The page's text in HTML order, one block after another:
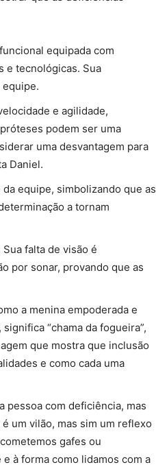
equipada com
e tecnológicas. Sua
e agilidade,
podem ser uma
uma desvantagem para
Daniel.
equipe, simbolizando que as
a tornam
falta de visão é
por sonar, provando que as
a menina empoderada e
“chama da fogueira”,
que mostra que inclusão
e como cada uma
pessoa com deficiência, mas
um vilão, mas sim um reflexo
gafes ou
à forma como lidamos com a